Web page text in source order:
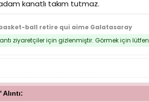
kanatlı takım tutmaz.
ball retire qui aime Galatasaray
ziyaretçiler için gizlenmiştir. Görmek için lütfen